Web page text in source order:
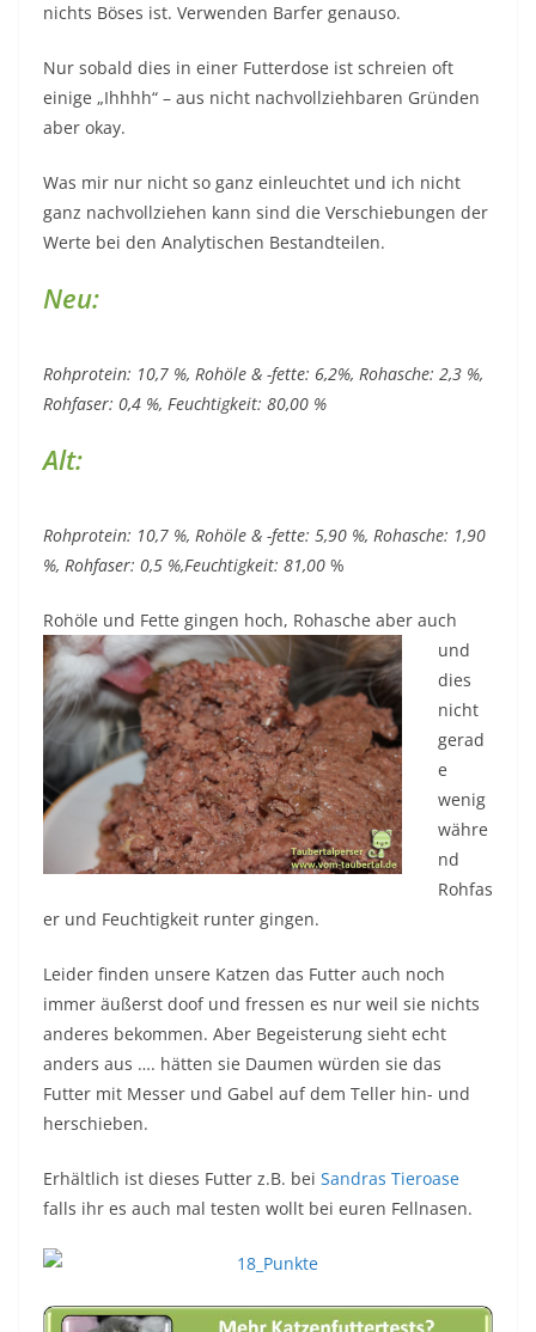
nichts Böses ist. Verwenden Barfer genauso.
Nur sobald dies in einer Futterdose ist schreien oft
einige „Ihhhh“ – aus nicht nachvollziehbaren Gründen
aber okay.
Was mir nur nicht so ganz einleuchtet und ich nicht
ganz nachvollziehen kann sind die Verschiebungen der
Werte bei den Analytischen Bestandteilen.
Neu:
Rohprotein: 10,7 %, Rohöle & -fette: 6,2%, Rohasche: 2,3 %,
Rohfaser: 0,4 %, Feuchtigkeit: 80,00 %
Alt:
Rohprotein: 10,7 %, Rohöle & -fette: 5,90 %, Rohasche: 1,90
%, Rohfaser: 0,5 %,Feuchtigkeit: 81,00 %
Rohöle und Fette gingen hoch, Rohasche aber auch
und
dies
nicht
gerad
e
wenig
währe
nd
Rohfas
er und Feuchtigkeit runter gingen.
Leider finden unsere Katzen das Futter auch noch
immer äußerst doof und fressen es nur weil sie nichts
anderes bekommen. Aber Begeisterung sieht echt
anders aus …. hätten sie Daumen würden sie das
Futter mit Messer und Gabel auf dem Teller hin- und
herschieben.
Erhältlich ist dieses Futter z.B. bei Sandras Tieroase
falls ihr es auch mal testen wollt bei euren Fellnasen.